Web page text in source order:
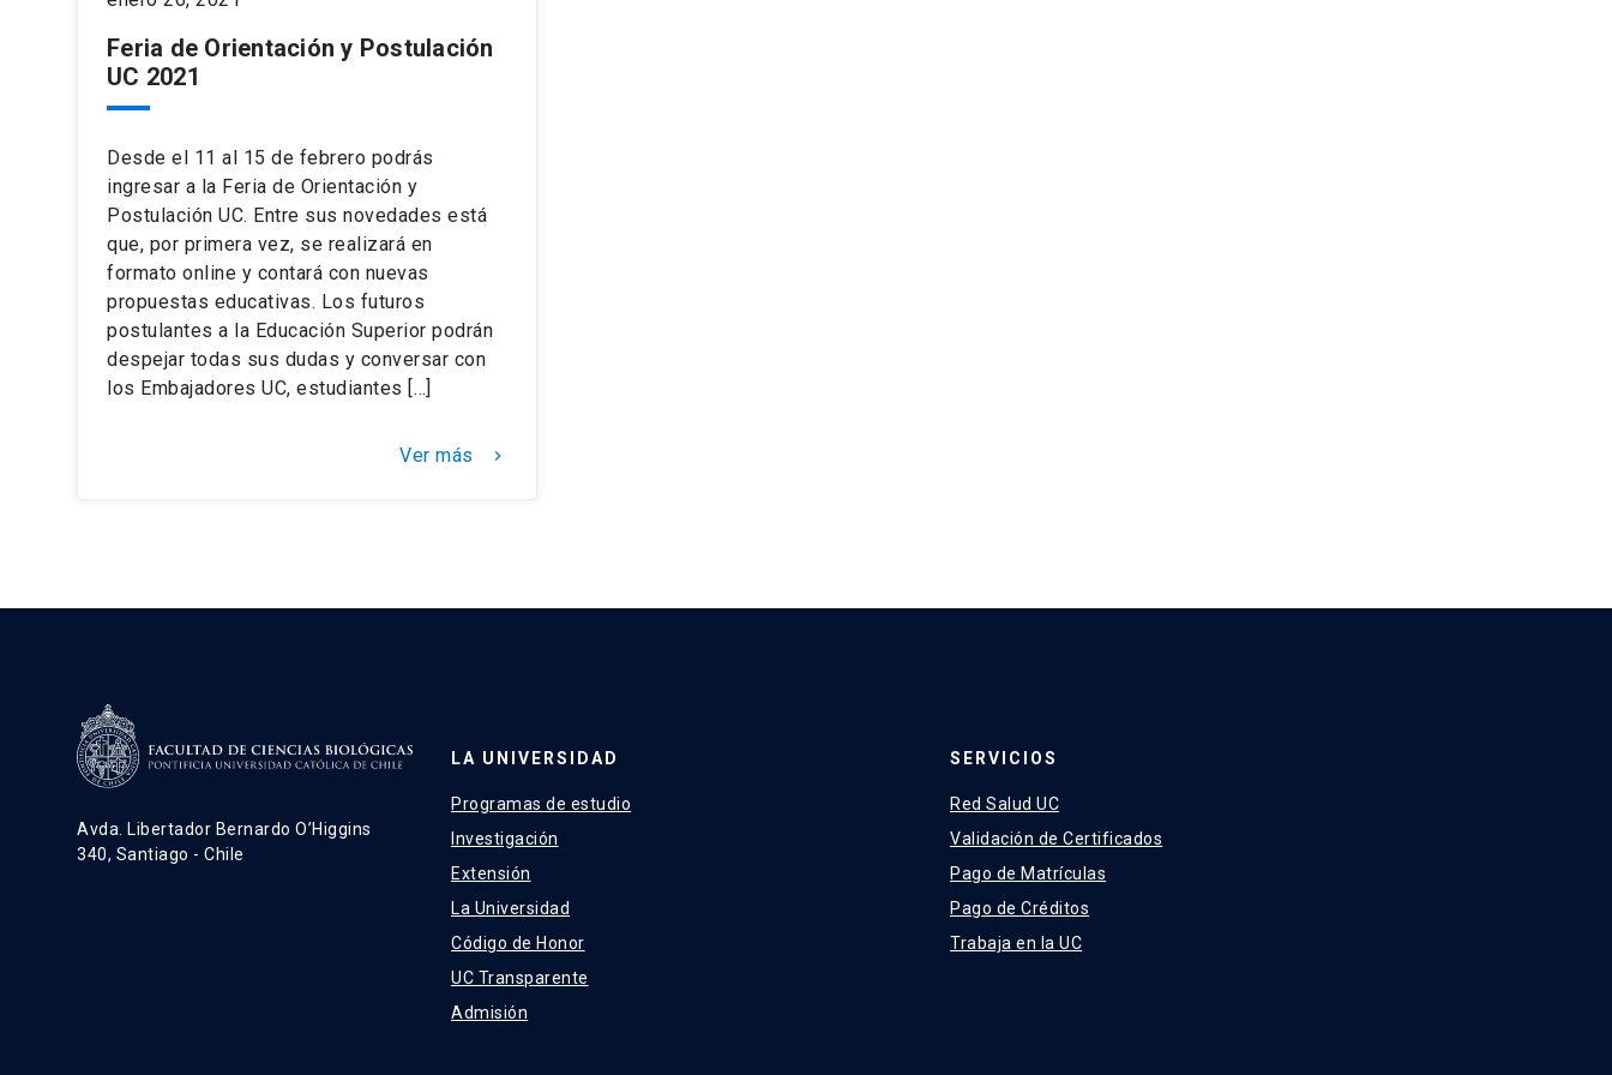
Feria de Orientación y Postulación
UC 2021
Desde el 11 al 15 de febrero podrás
ingresar a la Feria de Orientación y
Postulación UC. Entre sus novedades está
que, por primera vez, se realizará en
formato online y contará con nuevas
propuestas educativas. Los futuros
postulantes a la Educación Superior podrán
despejar todas sus dudas y conversar con
los Embajadores UC, estudiantes […]
Ver más keyboard_arrow_right
Avda. Libertador Bernardo O’Higgins
340, Santiago - Chile
LA UNIVERSIDAD
Programas de estudio
Investigación
Extensión
La Universidad
Código de Honor
UC Transparente
Admisión
SERVICIOS
Red Salud UC
Validación de Certificados
Pago de Matrículas
Pago de Créditos
Trabaja en la UC